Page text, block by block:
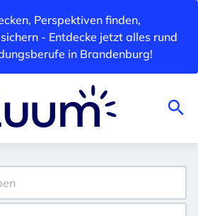
Perspektiven finden,
- Entdecke jetzt alles rund
in Brandenburg!